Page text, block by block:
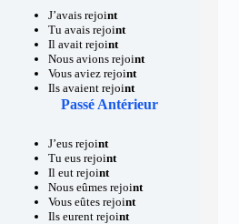
J’avais rejoint
Tu avais rejoint
Il avait rejoint
Nous avions rejoint
Vous aviez rejoint
Ils avaient rejoint
Passé Antérieur
J’eus rejoint
Tu eus rejoint
Il eut rejoint
Nous eûmes rejoint
Vous eûtes rejoint
Ils eurent rejoint